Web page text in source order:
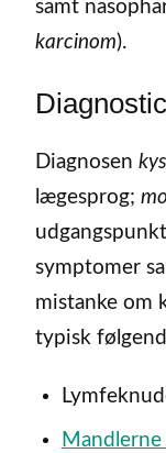
samt
karcinom).
Diagnosen
lægesprog;
symptomer
mistanke om
typisk
Mandlerne